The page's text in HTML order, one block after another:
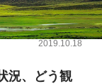
2019.10.18
況、どう観